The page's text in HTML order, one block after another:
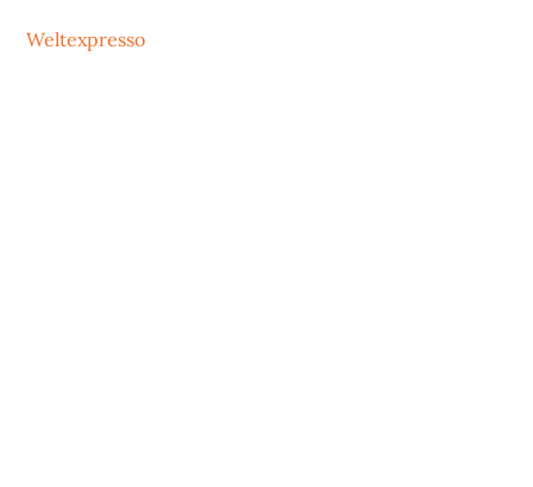
Weltexpresso